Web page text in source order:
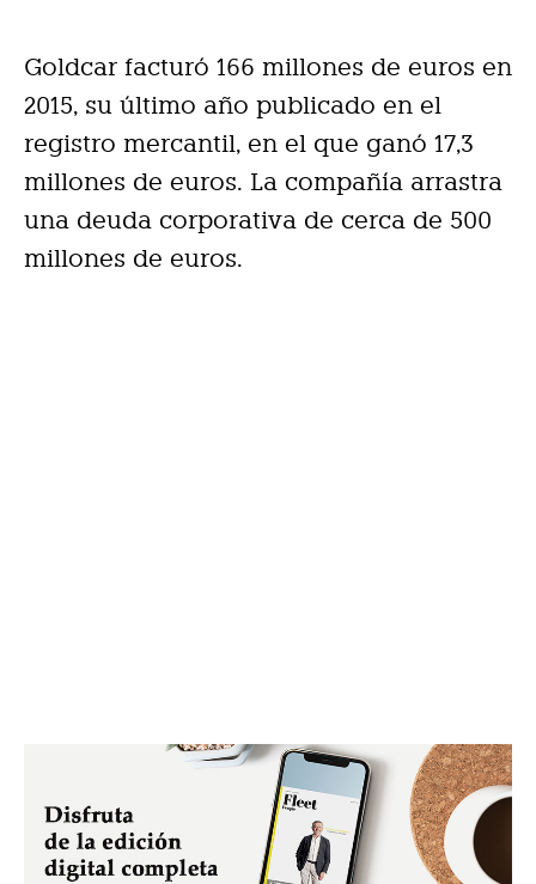
Goldcar facturó 166 millones de euros en
2015, su último año publicado en el
registro mercantil, en el que ganó 17,3
millones de euros. La compañía arrastra
una deuda corporativa de cerca de 500
millones de euros.